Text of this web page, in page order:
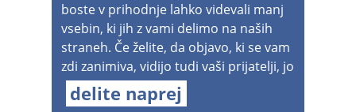
boste v prihodnje lahko videvali manj
vsebin, ki jih z vami delimo na naših
straneh. Če želite, da objavo, ki se vam
zdi zanimiva, vidijo tudi vaši prijatelji, jo
delite naprej